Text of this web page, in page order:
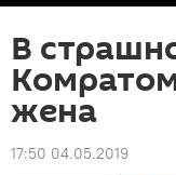
В
жена
17:50 04.05.2019